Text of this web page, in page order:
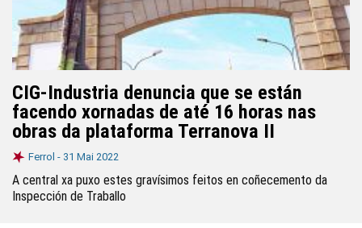
CIG-Industria denuncia que se están
facendo xornadas de até 16 horas nas
obras da plataforma Terranova II
Ferrol - 31 Mai 2022
A central xa puxo estes gravísimos feitos en coñecemento da
Inspección de Traballo